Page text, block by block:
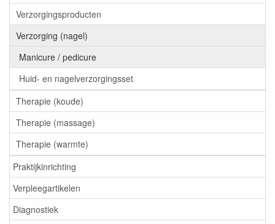
Verzorgingsproducten
Verzorging (nagel)
Manicure / pedicure
Huid- en nagelverzorgingsset
Therapie (koude)
Therapie (massage)
Therapie (warmte)
Praktijkinrichting
Verpleegartikelen
Diagnostiek